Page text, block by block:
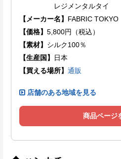
レジメンタルタイ
【メーカー名】 FABRIC TOKYO
【価格】 5,800円（税込）
【素材】 シルク100％
【生産国】
日本
【買える場所】 通販
店舗のある地域を見る
商品ページ